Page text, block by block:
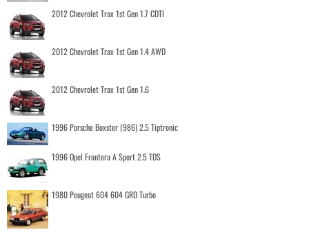
2012 Chevrolet Trax 1st Gen 1.7 CDTI
2012 Chevrolet Trax 1st Gen 1.4 AWD
2012 Chevrolet Trax 1st Gen 1.6
1996 Porsche Boxster (986) 2.5 Tiptronic
1996 Opel Frontera A Sport 2.5 TDS
1980 Peugeot 604 604 GRD Turbo